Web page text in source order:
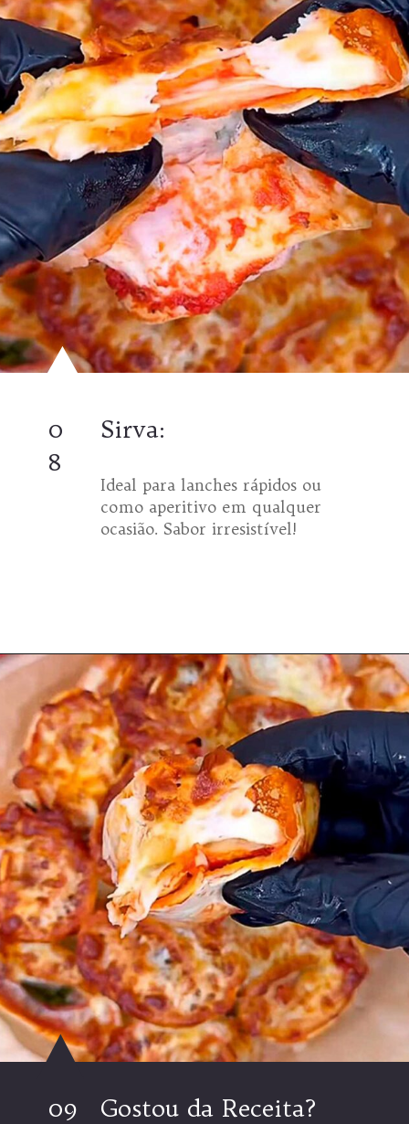
Sirva:
0
8
Ideal para lanches rápidos ou
como aperitivo em qualquer
ocasião. Sabor irresistível!
Gostou da Receita?
09